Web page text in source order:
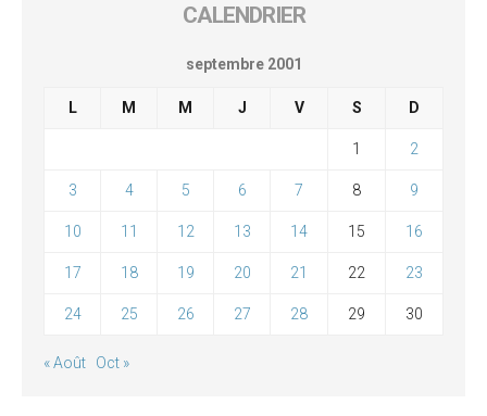
CALENDRIER
septembre 2001
L M M J V S D
1 2
3 4 5 6 7 8 9
10 11 12 13 14 15 16
17 18 19 20 21 22 23
24 25 26 27 28 29 30
« Août Oct »